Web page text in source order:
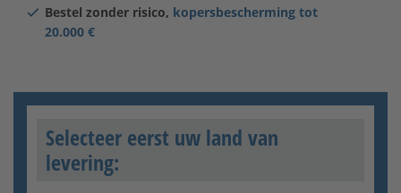
Bestel zonder risico, kopersbescherming tot
20.000 €
Selecteer eerst uw land van
levering: